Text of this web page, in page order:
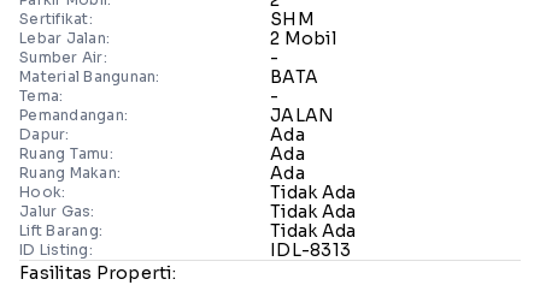
Sertifikat: SHM
Lebar Jalan: 2 Mobil
Sumber Air: -
Material Bangunan: BATA
Tema: -
Pemandangan: JALAN
Dapur: Ada
Ruang Tamu: Ada
Ruang Makan: Ada
Hook: Tidak Ada
Jalur Gas: Tidak Ada
Lift Barang: Tidak Ada
ID Listing:
IDL-8313
Fasilitas Properti: